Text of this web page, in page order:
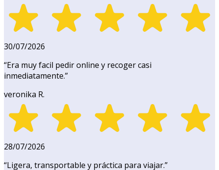
30/07/2026
“Era muy facil pedir online y recoger casi
inmediatamente.”
veronika R.
28/07/2026
“Ligera, transportable y práctica para viajar.”